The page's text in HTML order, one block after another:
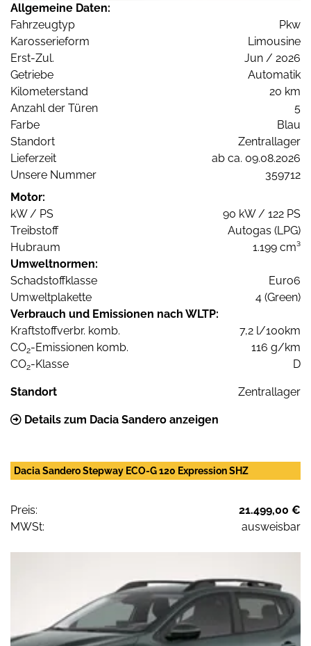
Allgemeine Daten:
Fahrzeugtyp
Pkw
Karosserieform
Limousine
Erst-Zul.
Jun / 2026
Getriebe
Automatik
Kilometerstand
20 km
Anzahl der Türen
5
Farbe
Blau
Standort
Zentrallager
Lieferzeit
ab ca. 09.08.2026
Unsere Nummer
359712
Motor:
kW / PS
90 kW / 122 PS
Treibstoff
Autogas (LPG)
Hubraum
1.199 cm³
Umweltnormen:
Schadstoffklasse
Euro6
Umweltplakette
4 (Green)
Verbrauch und Emissionen nach WLTP:
Kraftstoffverbr. komb.
7,2 l/100km
CO2-Emissionen komb.
116 g/km
CO2-Klasse D
Standort Zentrallager
Details zum Dacia Sandero anzeigen
Dacia Sandero Stepway ECO-G 120 Expression SHZ
Preis:
21.499,00 €
MWSt:
ausweisbar